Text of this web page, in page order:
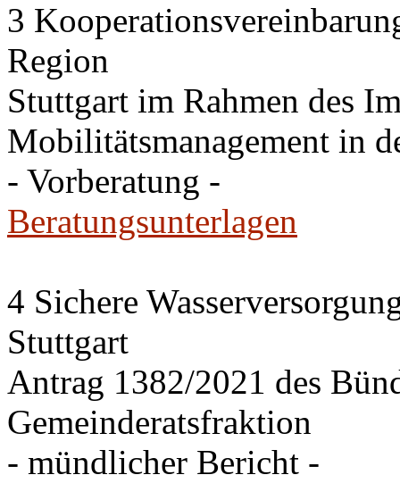
3
Region
Stuttgart im Rahmen des
Mobilitätsmanagement in
- Vorberatung -
Beratungsunterlagen
4 Sichere
Stuttgart
Antrag 1382/2021 des
Gemeinderatsfraktion
- mündlicher Bericht -